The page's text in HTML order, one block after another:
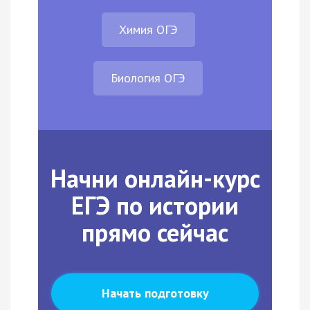
Химия ОГЭ
Биология ОГЭ
Начни онлайн-курс
ЕГЭ по истории
прямо сейчас
Начать подготовку